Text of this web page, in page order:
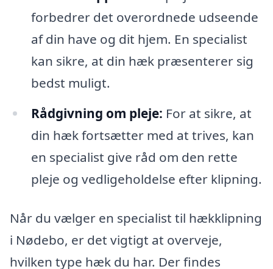
forbedrer det overordnede udseende
af din have og dit hjem. En specialist
kan sikre, at din hæk præsenterer sig
bedst muligt.
Rådgivning om pleje: For at sikre, at
din hæk fortsætter med at trives, kan
en specialist give råd om den rette
pleje og vedligeholdelse efter klipning.
Når du vælger en specialist til hækklipning
i Nødebo, er det vigtigt at overveje,
hvilken type hæk du har. Der findes